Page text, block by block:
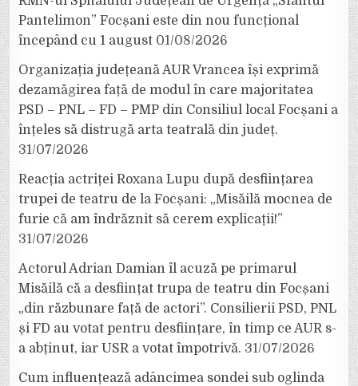
Pantelimon” Focșani este din nou funcțional
începând cu 1 august 01/08/2026
Organizația județeană AUR Vrancea își exprimă
dezamăgirea față de modul în care majoritatea
PSD – PNL – FD – PMP din Consiliul local Focșani a
înțeles să distrugă arta teatrală din județ.
31/07/2026
Reacția actriței Roxana Lupu după desființarea
trupei de teatru de la Focșani: „Misăilă mocnea de
furie că am îndrăznit să cerem explicații!”
31/07/2026
Actorul Adrian Damian îl acuză pe primarul
Misăilă că a desființat trupa de teatru din Focșani
„din răzbunare față de actori”. Consilierii PSD, PNL
și FD au votat pentru desființare, în timp ce AUR s-
a abținut, iar USR a votat împotrivă. 31/07/2026
Cum influențează adâncimea sondei sub oglinda